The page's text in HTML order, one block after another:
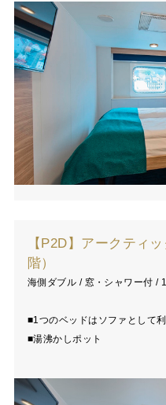
【P2D】アークティ
階）
海側ダブル / 窓・シャワー付 /
■1つのベッドはソファとして
■湯沸かしポット